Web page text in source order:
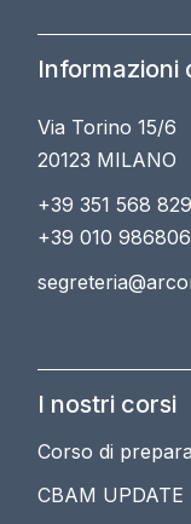
Informazioni
Via Torino 15/6
20123 MILANO
+39 351 568
+39 010
I nostri corsi
Corso di
CBAM UPDATE